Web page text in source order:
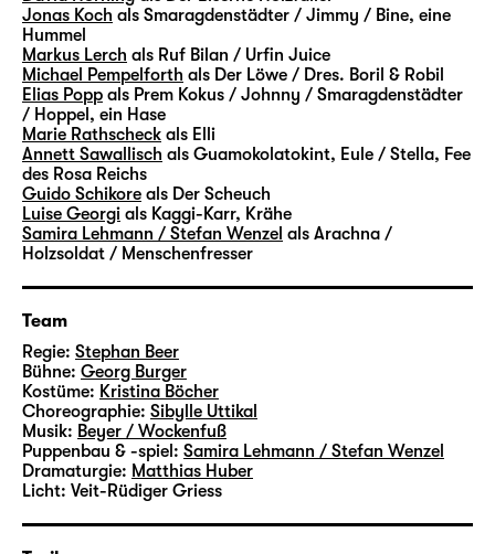
währenden Zauberschlaf. So geriet sie in
Vergessenheit.
Als Arachna wieder erwachte, wusste sie
natürlich nicht, was mittlerweile passiert war.
In den Chroniken der Zwerge erfuhr die
Riesin von der Aufteilung des Zauberlandes
unter den Feen Willina, Stella, Gingema und
Bastinda. Sie las von Goodwin, dem Großen
und Schrecklichen, und von Urfin Juice, der
vergeblich versuchte, das Zauberland zu
Herrschaft zu erringen und sich zur Kaiserin
ausrufen zu lassen. Doch sowohl im Land der
Zwinkerer, der Käuer, der unterirdischen
Erzgräber als auch in der Smaragdenstadt
erlitt die Hexe bittere Niederlagen. Aber auch
wenn Arachna durch ihren langen Schlaf
einige Zauberkünste vergessen hatte — was
ihr geblieben war, reichte aus, um Böses zu
stiften. Und so beschwor sie zur Rache einen
Jonas Koch als Smaragdenstädter / Jimmy / Bine, eine
Hummel
Markus Lerch als Ruf Bilan / Urfin Juice
Michael Pempelforth als Der Löwe / Dres. Boril & Robil
Elias Popp als Prem Kokus / Johnny / Smaragdenstädter
/ Hoppel, ein Hase
Marie Rathscheck als Elli
Annett Sawallisch als Guamokolatokint, Eule / Stella, Fee
des Rosa Reichs
Guido Schikore als Der Scheuch
Luise Georgi als Kaggi-Karr, Krähe
Samira Lehmann / Stefan Wenzel als Arachna /
Holzsoldat / Menschenfresser
Team
Regie: Stephan Beer
Bühne: Georg Burger
Kostüme: Kristina Böcher
Choreographie: Sibylle Uttikal
Musik: Beyer / Wockenfuß
Puppenbau & -spiel: Samira Lehmann / Stefan Wenzel
Dramaturgie: Matthias Huber
Licht: Veit-Rüdiger Griess